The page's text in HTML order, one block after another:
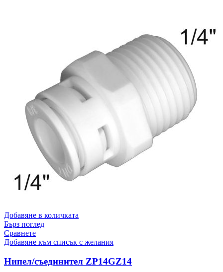
Добавяне в количката
Бърз поглед
Сравнете
Добавяне към списък с желания
Нипел/съединител ZP14GZ14